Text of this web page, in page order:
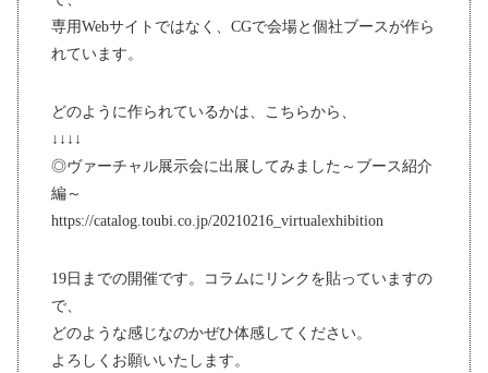
専用Webサイトではなく、CGで会場と個社ブースが作ら
れています。
どのように作られているかは、こちらから、
↓↓↓↓
◎ヴァーチャル展示会に出展してみました～ブース紹介
編～
https://catalog.toubi.co.jp/20210216_virtualexhibition
19日までの開催です。コラムにリンクを貼っていますの
で、
どのような感じなのかぜひ体感してください。
よろしくお願いいたします。